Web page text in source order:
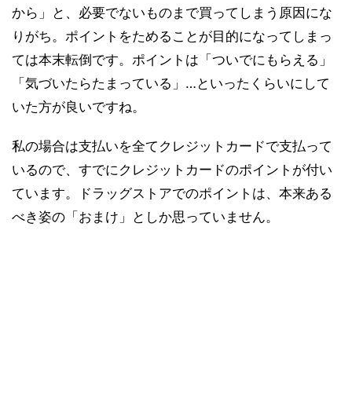
から」と、必要でないものまで買ってしまう原因にな
りがち。ポイントをためることが目的になってしまっ
ては本末転倒です。ポイントは「ついでにもらえる」
「気づいたらたまっている」…といったくらいにして
いた方が良いですね。
私の場合は支払いを全てクレジットカードで支払って
いるので、すでにクレジットカードのポイントが付い
ています。ドラッグストアでのポイントは、本来ある
べき姿の「おまけ」としか思っていません。